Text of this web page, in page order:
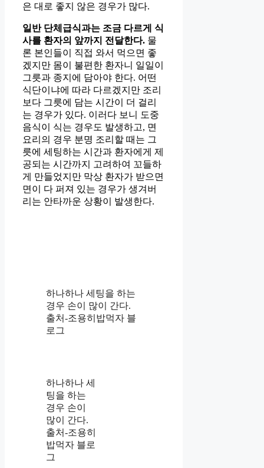
은 대로 좋지 않은 경우가 많다.
일반 단체급식과는 조금 다르게 식
사를 환자의 앞까지 전달한다. 물
론 본인들이 직접 와서 먹으면 좋
겠지만 몸이 불편한 환자니 일일이
그릇과 종지에 담아야 한다. 어떤
식단이냐에 따라 다르겠지만 조리
보다 그릇에 담는 시간이 더 걸리
는 경우가 있다. 이러다 보니 도중
음식이 식는 경우도 발생하고, 면
요리의 경우 분명 조리할 때는 그
릇에 세팅하는 시간과 환자에게 제
공되는 시간까지 고려하여 꼬들하
게 만들었지만 막상 환자가 받으면
면이 다 퍼져 있는 경우가 생겨버
리는 안타까운 상황이 발생한다.
하나하나 세팅을 하는
경우 손이 많이 간다.
출처-조용히밥먹자 블
로그
하나하나 세
팅을 하는
경우 손이
많이 간다.
출처-조용히
밥먹자 블로
그